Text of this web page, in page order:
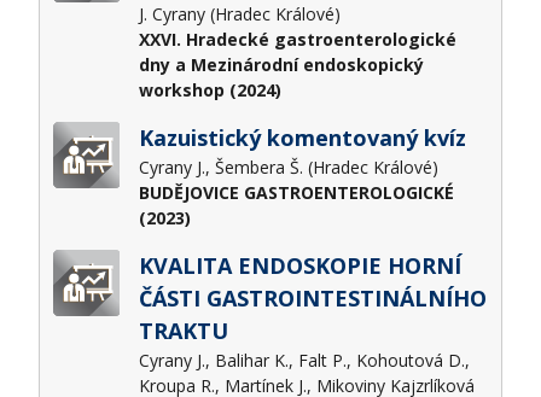
J. Cyrany (Hradec Králové)
XXVI. Hradecké gastroenterologické
dny a Mezinárodní endoskopický
workshop (2024)
Kazuistický komentovaný kvíz
Cyrany J., Šembera Š. (Hradec Králové)
BUDĚJOVICE GASTROENTEROLOGICKÉ
(2023)
KVALITA ENDOSKOPIE HORNÍ
ČÁSTI GASTROINTESTINÁLNÍHO
TRAKTU
Cyrany J., Balihar K., Falt P., Kohoutová D.,
Kroupa R., Martínek J., Mikoviny Kajzrlíková